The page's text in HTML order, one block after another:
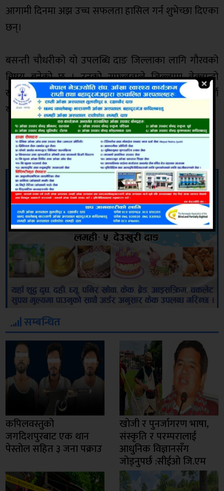
आगामी दिनमा अझ उच्च सफलता हासिल गर्न शुभेच्छा दिएका
छन्।
‎बसन्ती चौधरीको यो उपलब्धि दाङ जिल्लाका लागि गौरवको
विषय बनेको छ । उनको सफलताले जिल्लामा तेक्वान्दो
खेलको विकास र महिला सहभागिता वृद्धि गर्न महत्वपूर्ण
योगदान पुग्ने विश्वास गरिएको छ ।
सम्बन्धित
कपिलवस्तुको
जगदिशपुरबाट एक थान
पेस्तोल सहित ३ जना पक्राउ
खोजी र पुनर्जागरण भाषा,
संस्कृति र परम्परालाई
आधुनिक विज्ञानसँग
जोड्नुपर्छ :सीईओ जि.एम